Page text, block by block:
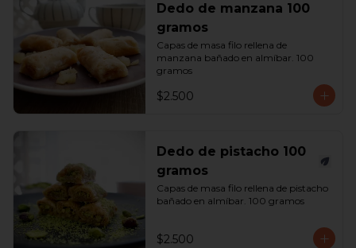
Dedo de manzana 100
gramos
Capas de masa filo rellena de
manzana bañado en almíbar. 100
gramos
$2.500
Dedo de pistacho 100
gramos
Capas de masa filo rellena de pistacho
bañado en almíbar. 100 gramos
$2.500